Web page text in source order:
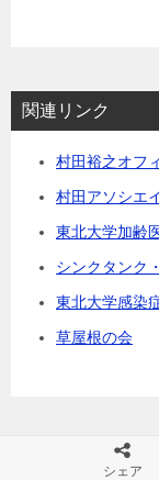
関連リンク
村田裕之オフ
村田アソシエ
東北大学加齢
シンクタンク
東北大学感染
草屋根の会
シェア